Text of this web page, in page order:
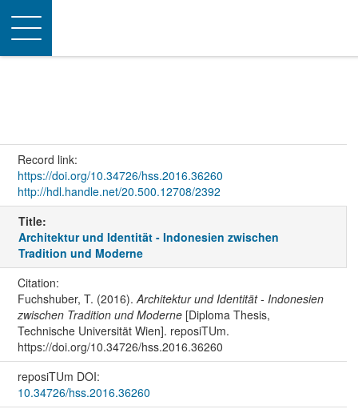
Toggle
navigation
Record link:
https://doi.org/10.34726/hss.2016.36260
http://hdl.handle.net/20.500.12708/2392
Title:
Architektur und Identität - Indonesien zwischen
Tradition und Moderne
Citation:
Fuchshuber, T. (2016).Architektur und Identität - Indonesien
zwischen Tradition und Moderne[Diploma Thesis,
Technische Universität Wien]. reposiTUm.
https://doi.org/10.34726/hss.2016.36260
reposiTUm DOI:
10.34726/hss.2016.36260